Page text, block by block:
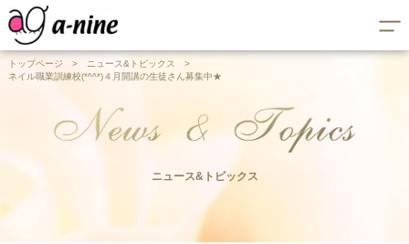
トップページ > ニュース&トピックス
>
ネイル職業訓練校(*^^*)４月開講の生徒さん募集中★
ニュース&トピックス